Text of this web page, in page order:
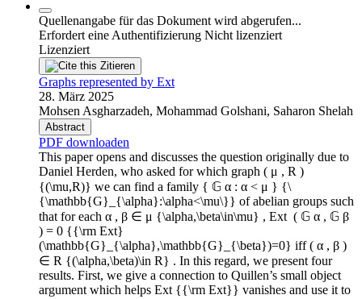
Quellenangabe für das Dokument wird abgerufen...
Erfordert eine Authentifizierung Nicht lizenziert
Lizenziert
Zitieren
Graphs represented by Ext
28. März 2025
Mohsen Asgharzadeh, Mohammad Golshani, Saharon Shelah
Abstract
PDF downloaden
This paper opens and discusses the question originally due to
Daniel Herden, who asked for which graph ( μ , R )
{(\mu,R)} we can find a family { 𝔾 α : α < μ } {\
{\mathbb{G}_{\alpha}:\alpha<\mu\}} of abelian groups such
that for each α , β ∈ μ {\alpha,\beta\in\mu} , Ext ⁢ ( 𝔾 α , 𝔾 β
) = 0 {{\rm Ext}
(\mathbb{G}_{\alpha},\mathbb{G}_{\beta})=0} iff ( α , β )
∈ R {(\alpha,\beta)\in R} . In this regard, we present four
results. First, we give a connection to Quillen’s small object
argument which helps Ext {{\rm Ext}} vanishes and use it to